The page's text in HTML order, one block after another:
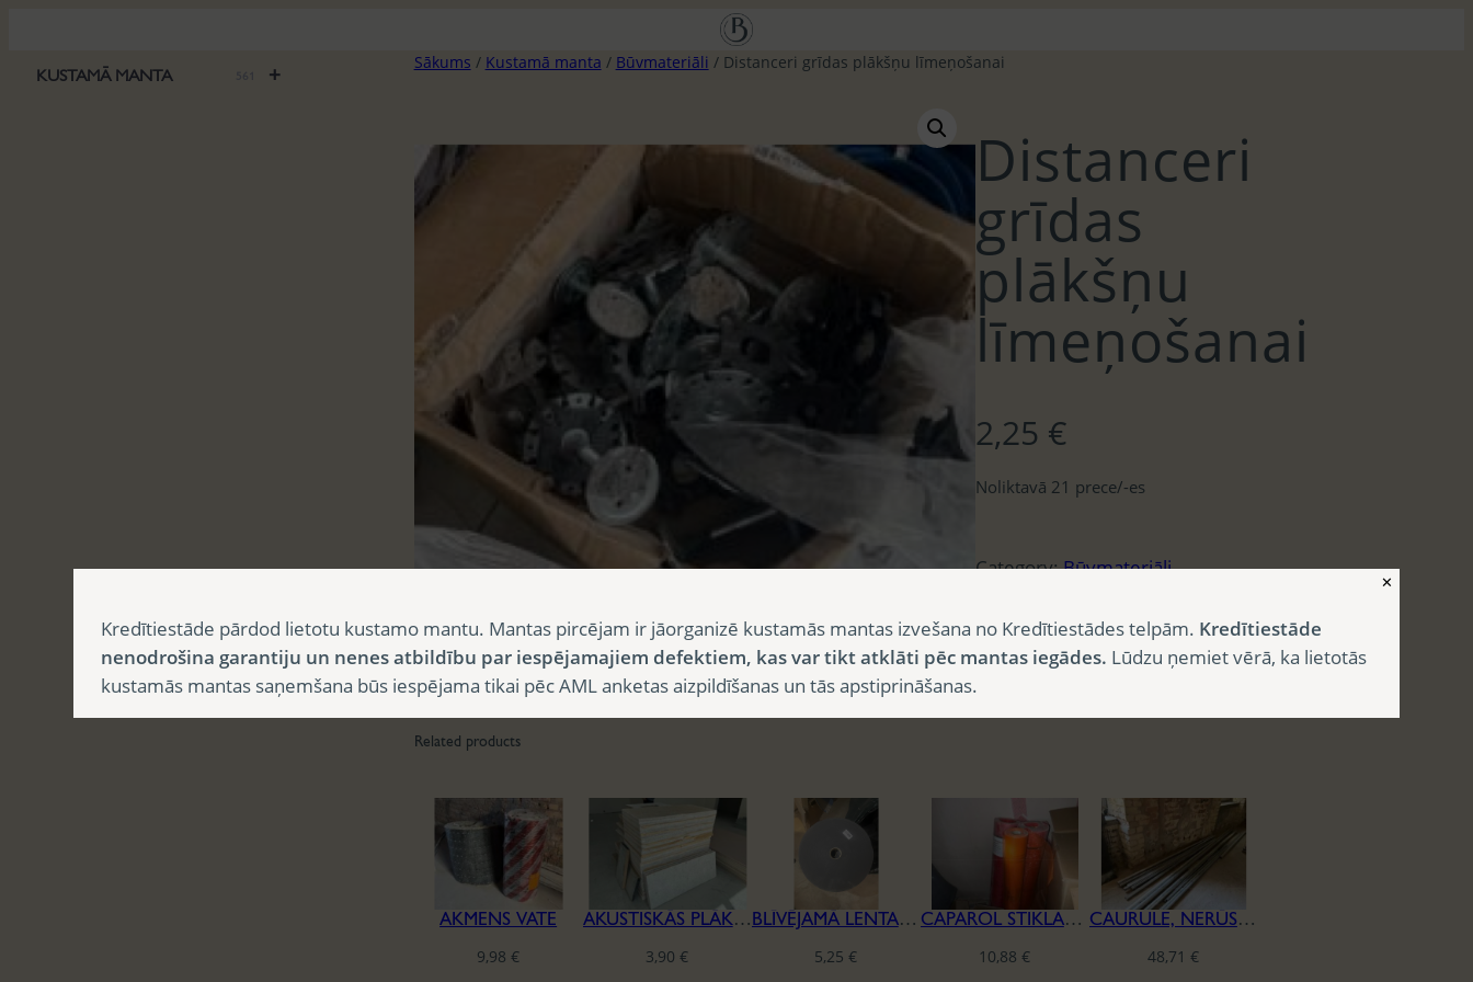
saturu
+
KUSTAMĀ MANTA
Sākums / Kustamā manta / Būvmateriāli / Distanceri grīdas plākšņu līmeņošanai
Distanceri
grīdas
plākšņu
līmeņošanai
2,25 €
Noliktavā 21 prece/-es
Category:Būvmateriāli
Related products
AKMENS VATE
9,98€
AKUSTISKĀS PLĀKSNES CEWOOD
3,90€
BLĪVĒJAMĀ LENTA REĢIPŠA KONSTRUKCIJĀM
5,25€
CAPAROL STIKLAŠĶIEDRAS SIETS
10,88€
CAURULE, NERŪSĒJOŠĀ TĒRAUDA
48,71€
✕
Kredītiestāde pārdod lietotu kustamo mantu. Mantas pircējam ir jāorganizē kustamās mantas izvešana no Kredītiestādes telpām. Kredītiestāde
nenodrošina garantiju un nenes atbildību par iespējamajiem defektiem, kas var tikt atklāti pēc mantas iegādes. Lūdzu ņemiet vērā, ka lietotās
kustamās mantas saņemšana būs iespējama tikai pēc AML anketas aizpildīšanas un tās apstiprināšanas.